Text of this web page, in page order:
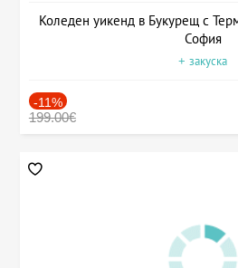
Коледен уикенд в Букурещ с
София
+ закуска
-11%
199.00€